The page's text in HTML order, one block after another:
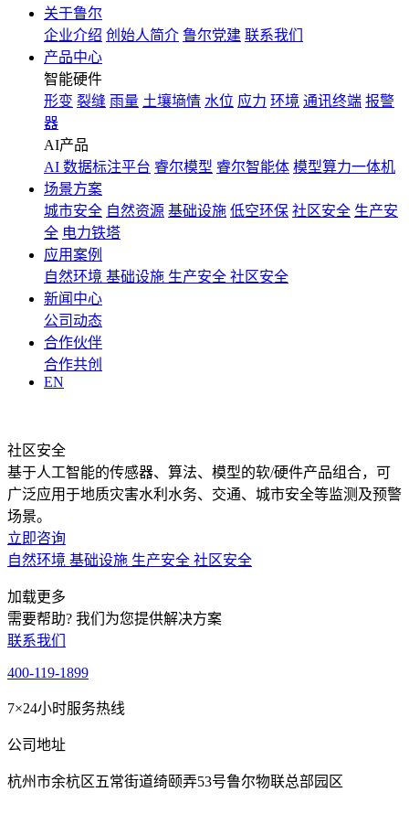
关于鲁尔
企业介绍 创始人简介 鲁尔党建 联系我们
产品中心
智能硬件
形变 裂缝 雨量 土壤墒情 水位 应力 环境 通讯终端 报警
器
AI产品
AI 数据标注平台 睿尔模型 睿尔智能体 模型算力一体机
场景方案
城市安全 自然资源 基础设施 低空环保 社区安全 生产安
全 电力铁塔
应用案例
自然环境 基础设施 生产安全 社区安全
新闻中心
公司动态
合作伙伴
合作共创
EN
社区安全
基于人工智能的传感器、算法、模型的软/硬件产品组合，可
广泛应用于地质灾害水利水务、交通、城市安全等监测及预警
场景。
立即咨询
自然环境 基础设施 生产安全 社区安全
加载更多
需要帮助? 我们为您提供解决方案
联系我们
400-119-1899
7×24小时服务热线
公司地址
杭州市余杭区五常街道绮颐弄53号鲁尔物联总部园区